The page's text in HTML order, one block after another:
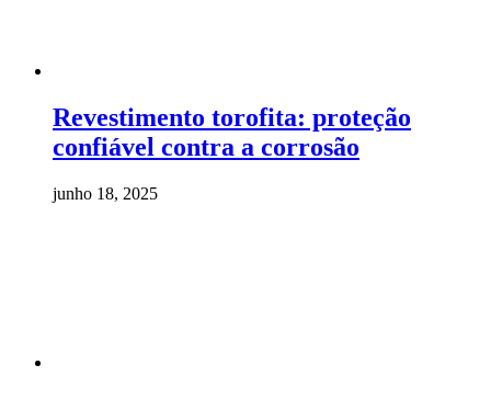
Revestimento torofita: proteção
confiável contra a corrosão
junho 18, 2025